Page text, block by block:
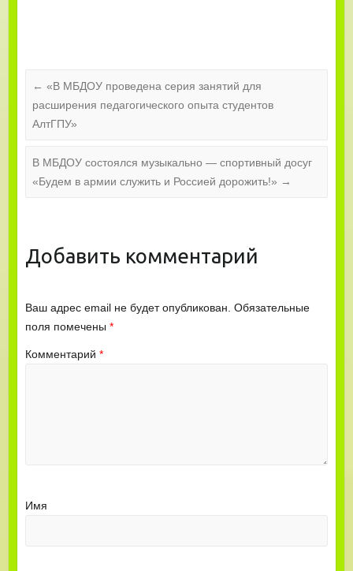
← «В МБДОУ проведена серия занятий для
расширения педагогического опыта студентов
АлтГПУ»
В МБДОУ состоялся музыкально — спортивный досуг
«Будем в армии служить и Россией дорожить!» →
Добавить комментарий
Ваш адрес email не будет опубликован. Обязательные
поля помечены *
Комментарий *
Имя